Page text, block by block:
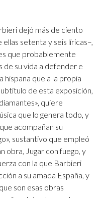
dejó más de ciento
setenta y seis líricas–,
que probablemente
de su vida a defender e
hispana que a la propia
de esta exposición,
quiere
que lo genera todo, y
acompañan su
sustantivo que empleó
obra, Jugar con fuego, y
con la que Barbieri
a su amada España, y
son esas obras